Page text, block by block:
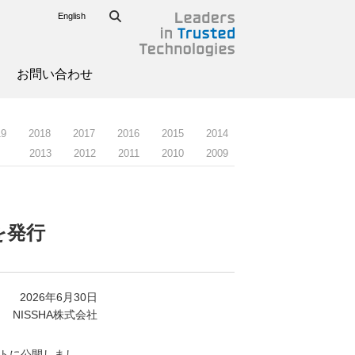
English
お問い合わせ
2018 2017 2016 2015
2014
2013
2012 2011 2010 2009
発行
2026年6月30日
NISSHA株式会社